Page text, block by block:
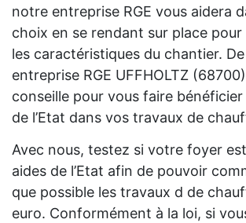
notre entreprise RGE vous aidera
choix en se rendant sur place
les caractéristiques du chantier.
entreprise RGE UFFHOLTZ
conseille pour vous faire bénéficier
de l’Etat dans vos travaux de
Avec nous, testez si votre foyer
aides de l’Etat afin de pouvoir
que possible les travaux d de
euro. Conformément à la loi, si